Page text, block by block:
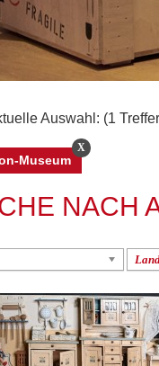
Auswahl: (1
Museum
X
NACH